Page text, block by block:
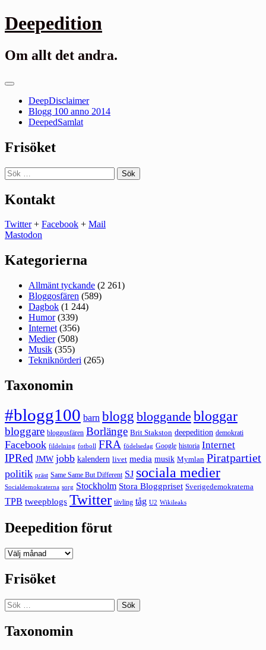
Gå
till
Deepedition
Om allt det andra.
Primär
DeepDisclaimer
Blogg 100 anno 2014
DeepedSamlat
Frisöket
Sök
efter:
Kontakt
Twitter+ Facebook + Mail
Mastodon
Kategorierna
Allmänt tyckande (2 261)
Bloggosfären (589)
Dagbok (1 244)
Humor(339)
Internet (356)
Medier(508)
Musik (355)
Tekniknörderi (265)
Taxonomin
#blogg100 barn blogg bloggande bloggar
bloggare bloggosfären Borlänge Brit Stakston deepedition demokrati
Facebook fildelning fotboll FRA födelsedag Google historia Internet
IPRed JMW jobb kalendern livet media musik Mymlan Piratpartiet
politik präst Same Same But Different SJ sociala medier
Socialdemokraterna sorg Stockholm Stora Bloggpriset Sverigedemokraterna
TPB tweepblogs Twitter tävling tåg U2 Wikileaks
Deepedition förut
Deepedition
Frisöket
Sök
efter:
Taxonomin